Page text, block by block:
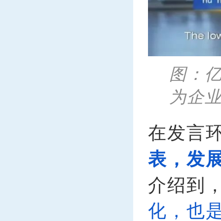
图：
为企
在发言
表，发
介绍到
化，也